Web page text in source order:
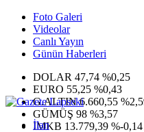
Foto Galeri
Videolar
Canlı Yayın
Günün Haberleri
DOLAR 47,74 %0,25
EURO 55,25 %0,43
G.ALTIN6.660,55
GÜMÜŞ 98 %3,57
IMKB 13.779,39 %-0,14
İlan